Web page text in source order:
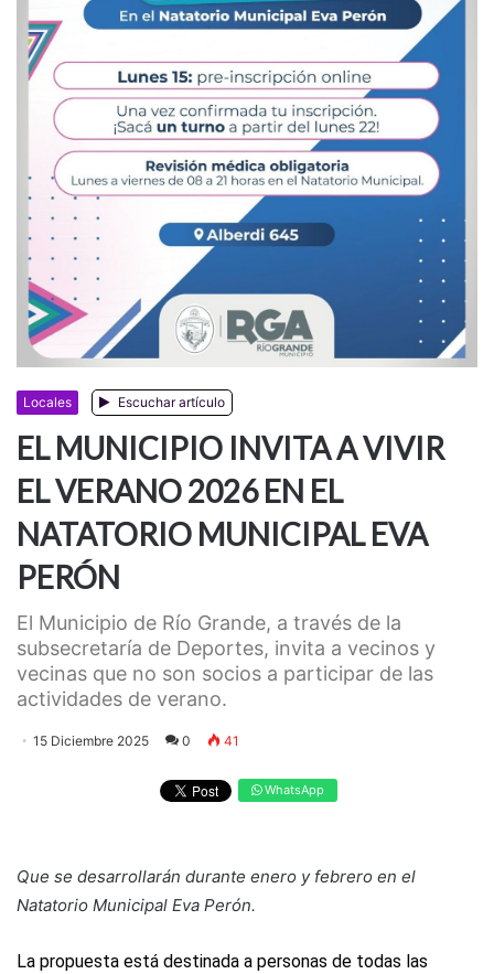
Locales Escuchar artículo
EL MUNICIPIO INVITA A VIVIR
EL VERANO 2026 EN EL
NATATORIO MUNICIPAL EVA
PERÓN
El Municipio de Río Grande, a través de la
subsecretaría de Deportes, invita a vecinos y
vecinas que no son socios a participar de las
actividades de verano.
15 Diciembre 2025 0 41
WhatsApp
Que se desarrollarán durante enero y febrero en el
Natatorio Municipal Eva Perón.
La propuesta está destinada a personas de todas las